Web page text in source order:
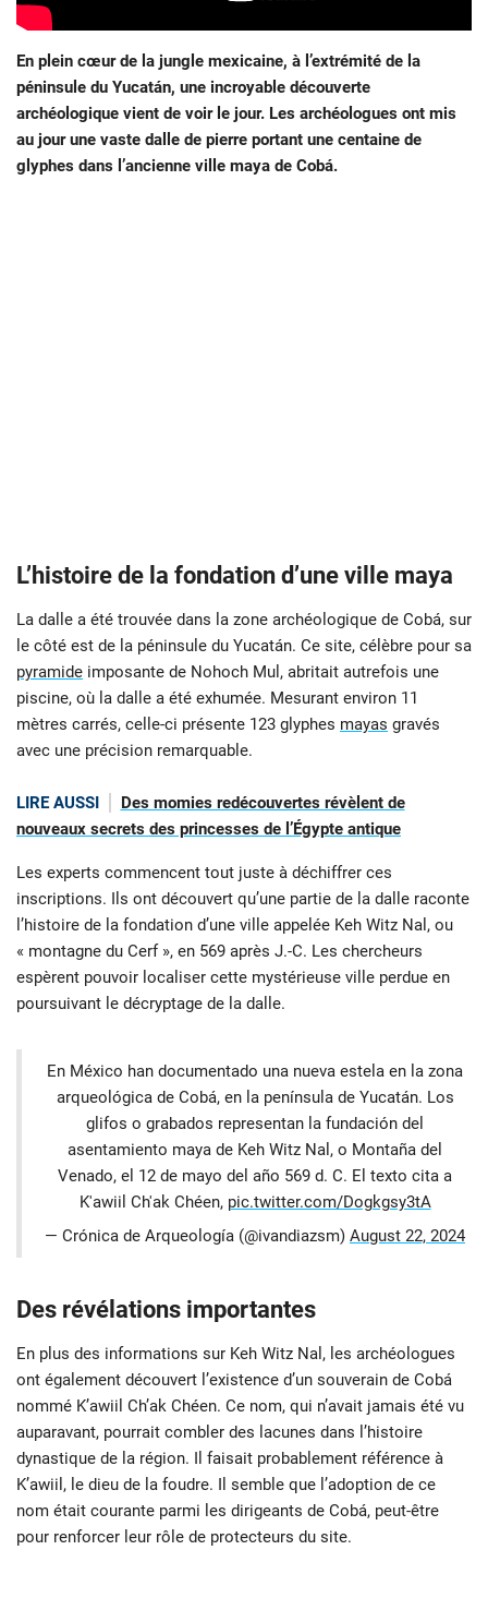
En plein cœur de la jungle mexicaine, à l’extrémité de la
péninsule du Yucatán, une incroyable découverte
archéologique vient de voir le jour. Les archéologues ont mis
au jour une vaste dalle de pierre portant une centaine de
glyphes dans l’ancienne ville maya de Cobá.
L’histoire de la fondation d’une ville maya
La dalle a été trouvée dans la zone archéologique de Cobá, sur
le côté est de la péninsule du Yucatán. Ce site, célèbre pour sa
pyramide imposante de Nohoch Mul, abritait autrefois une
piscine, où la dalle a été exhumée. Mesurant environ 11
mètres carrés, celle-ci présente 123 glyphes mayas gravés
avec une précision remarquable.
LIRE AUSSI
Des momies redécouvertes révèlent de
nouveaux secrets des princesses de l’Égypte antique
Les experts commencent tout juste à déchiffrer ces
inscriptions. Ils ont découvert qu’une partie de la dalle raconte
l’histoire de la fondation d’une ville appelée Keh Witz Nal, ou
« montagne du Cerf », en 569 après J.-C. Les chercheurs
espèrent pouvoir localiser cette mystérieuse ville perdue en
poursuivant le décryptage de la dalle.
En México han documentado una nueva estela en la zona
arqueológica de Cobá, en la península de Yucatán. Los
glifos o grabados representan la fundación del
asentamiento maya de Keh Witz Nal, o Montaña del
Venado, el 12 de mayo del año 569 d. C. El texto cita a
K'awiil Ch'ak Chéen, pic.twitter.com/Dogkgsy3tA
— Crónica de Arqueología (@ivandiazsm) August 22, 2024
Des révélations importantes
En plus des informations sur Keh Witz Nal, les archéologues
ont également découvert l’existence d’un souverain de Cobá
nommé K’awiil Ch’ak Chéen. Ce nom, qui n’avait jamais été vu
auparavant, pourrait combler des lacunes dans l’histoire
dynastique de la région. Il faisait probablement référence à
K’awiil, le dieu de la foudre. Il semble que l’adoption de ce
nom était courante parmi les dirigeants de Cobá, peut-être
pour renforcer leur rôle de protecteurs du site.